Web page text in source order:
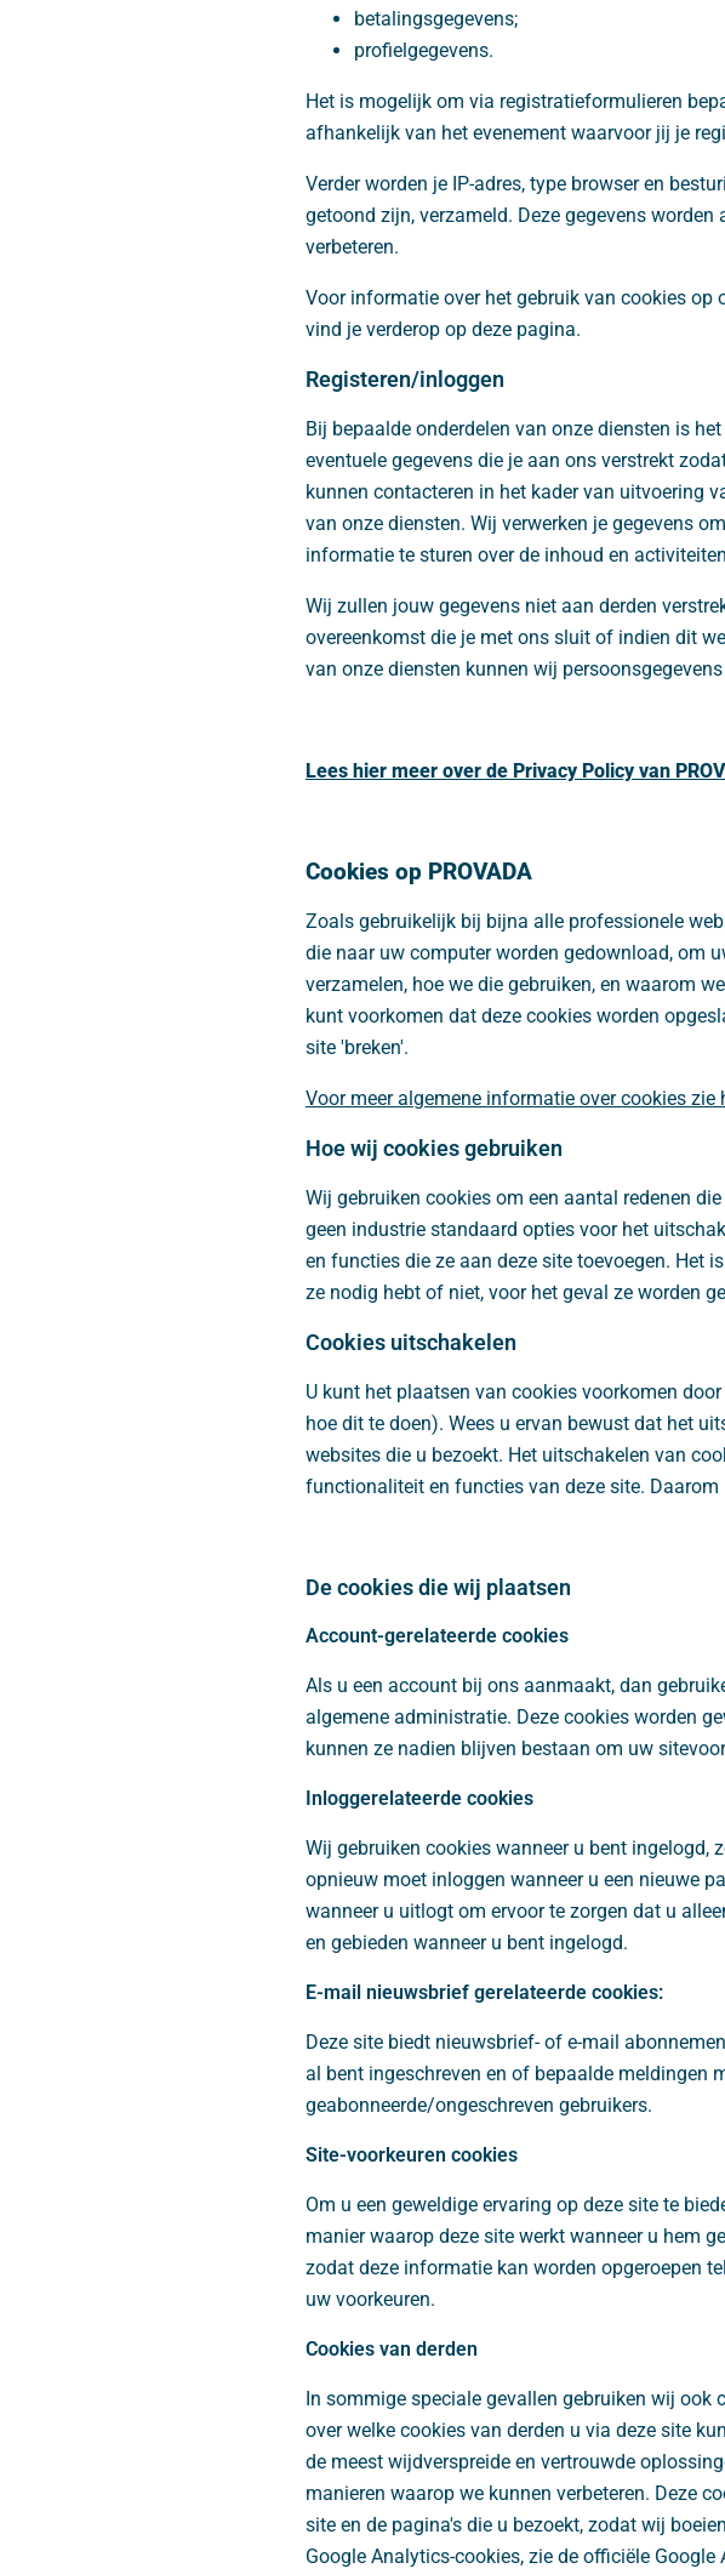
betalingsgegevens;
profielgegevens.
Het is mogelijk om via registratieformulieren
afhankelijk van het evenement waarvoor jij je
Verder worden je IP-adres, type browser en
getoond zijn, verzameld. Deze gegevens
verbeteren.
Voor informatie over het gebruik van cookies op
vind je verderop op deze pagina.
Registeren/inloggen
Bij bepaalde onderdelen van onze diensten is
eventuele gegevens die je aan ons verstrekt
kunnen contacteren in het kader van uitvoering
van onze diensten. Wij verwerken je gegevens
informatie te sturen over de inhoud en
Wij zullen jouw gegevens niet aan derden
overeenkomst die je met ons sluit of indien dit
van onze diensten kunnen wij
Lees hier meer over de Privacy Policy van
Cookies op PROVADA
Zoals gebruikelijk bij bijna alle professionele
die naar uw computer worden gedownload, om
verzamelen, hoe we die gebruiken, en waarom
kunt voorkomen dat deze cookies worden
site 'breken'.
Voor meer algemene informatie over cookies zie
Hoe wij cookies gebruiken
Wij gebruiken cookies om een aantal redenen
geen industrie standaard opties voor het
en functies die ze aan deze site toevoegen. Het
ze nodig hebt of niet, voor het geval ze worden
Cookies uitschakelen
U kunt het plaatsen van cookies voorkomen
hoe dit te doen). Wees u ervan bewust dat het
websites die u bezoekt. Het uitschakelen van
functionaliteit en functies van deze site.
De cookies die wij plaatsen
Account-gerelateerde cookies
Als u een account bij ons aanmaakt, dan
algemene administratie. Deze cookies worden
kunnen ze nadien blijven bestaan om uw
Inloggerelateerde cookies
Wij gebruiken cookies wanneer u bent
opnieuw moet inloggen wanneer u een nieuwe
wanneer u uitlogt om ervoor te zorgen dat u
en gebieden wanneer u bent ingelogd.
E-mail nieuwsbrief gerelateerde cookies:
Deze site biedt nieuwsbrief- of e-mail
al bent ingeschreven en of bepaalde meldingen
geabonneerde/ongeschreven gebruikers.
Site-voorkeuren cookies
Om u een geweldige ervaring op deze site te
manier waarop deze site werkt wanneer u hem
zodat deze informatie kan worden opgeroepen
uw voorkeuren.
Cookies van derden
In sommige speciale gevallen gebruiken wij ook
over welke cookies van derden u via deze site
de meest wijdverspreide en vertrouwde
manieren waarop we kunnen verbeteren. Deze
site en de pagina's die u bezoekt, zodat wij
Google Analytics-cookies, zie de officiële Google